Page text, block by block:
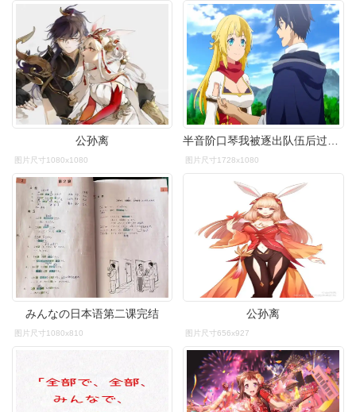
公孙离
图片尺寸1080x1080
半音阶口琴我被逐出队伍后过上慢生活edみんなおなじ附谱伴奏
图片尺寸1728x1080
みんなの日本语第二课完结
图片尺寸1080x810
公孙离
图片尺寸656x927